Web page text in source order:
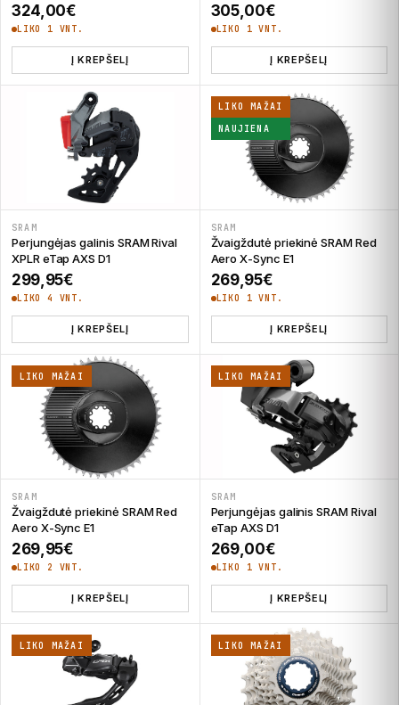
324,00€
LIKO 1 VNT.
Į KREPŠELĮ
305,00€
LIKO 1 VNT.
Į KREPŠELĮ
SRAM
Perjungėjas galinis SRAM Rival
XPLR eTap AXS D1
299,95€
LIKO 4 VNT.
Į KREPŠELĮ
LIKO MAŽAI
NAUJIENA
SRAM
Žvaigždutė priekinė SRAM Red
Aero X-Sync E1
269,95€
LIKO 1 VNT.
Į KREPŠELĮ
LIKO MAŽAI
SRAM
Žvaigždutė priekinė SRAM Red
Aero X-Sync E1
269,95€
LIKO 2 VNT.
Į KREPŠELĮ
LIKO MAŽAI
SRAM
Perjungėjas galinis SRAM Rival
eTap AXS D1
269,00€
LIKO 1 VNT.
Į KREPŠELĮ
LIKO MAŽAI LIKO MAŽAI